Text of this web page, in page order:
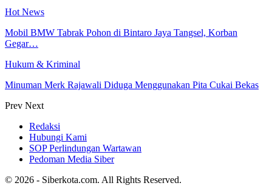
Hot News
Mobil BMW Tabrak Pohon di Bintaro Jaya Tangsel, Korban
Gegar…
Hukum & Kriminal
Minuman Merk Rajawali Diduga Menggunakan Pita Cukai Bekas
Prev Next
Redaksi
Hubungi Kami
SOP Perlindungan Wartawan
Pedoman Media Siber
© 2026 - Siberkota.com. All Rights Reserved.